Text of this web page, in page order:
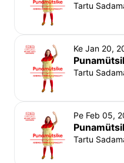
Tartu
Ke Jan 20,
Tartu
Pe Feb 05,
Tartu